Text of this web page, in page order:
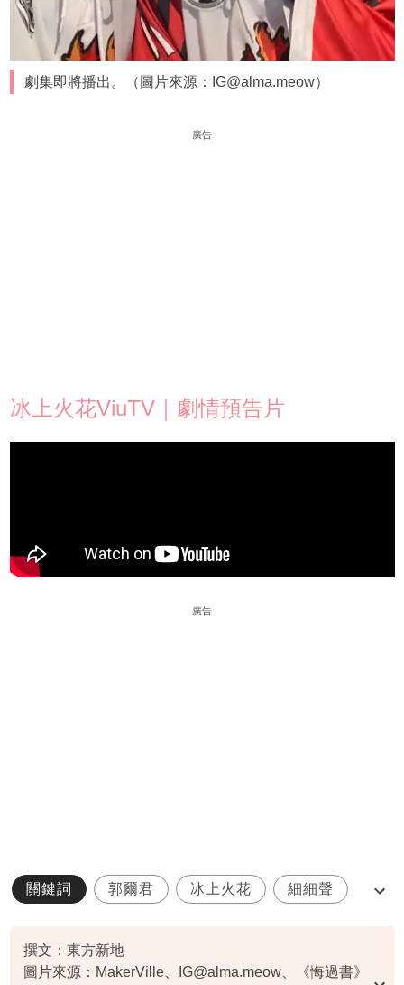
劇集即將播出。（圖片來源：IG@alma.meow）
廣告
冰上火花ViuTV｜劇情預告片
廣告
關鍵詞 郭爾君 冰上火花 細細聲
撰文：東方新地
圖片來源：MakerVille、
IG@alma.meow、《悔過書》